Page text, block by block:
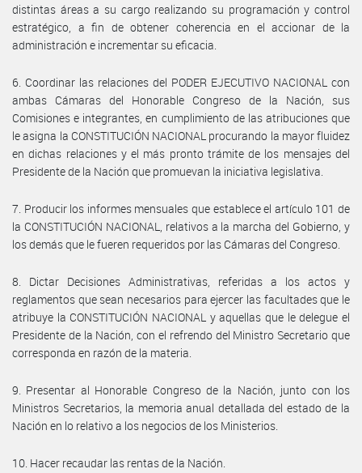
distintas áreas a su cargo realizando su programación y control
estratégico, a fin de obtener coherencia en el accionar de la
administración e incrementar su eficacia.
6. Coordinar las relaciones del PODER EJECUTIVO NACIONAL con
ambas Cámaras del Honorable Congreso de la Nación, sus
Comisiones e integrantes, en cumplimiento de las atribuciones que
le asigna la CONSTITUCIÓN NACIONAL procurando la mayor fluidez
en dichas relaciones y el más pronto trámite de los mensajes del
Presidente de la Nación que promuevan la iniciativa legislativa.
7. Producir los informes mensuales que establece el artículo 101 de
la CONSTITUCIÓN NACIONAL, relativos a la marcha del Gobierno, y
los demás que le fueren requeridos por las Cámaras del Congreso.
8. Dictar Decisiones Administrativas, referidas a los actos y
reglamentos que sean necesarios para ejercer las facultades que le
atribuye la CONSTITUCIÓN NACIONAL y aquellas que le delegue el
Presidente de la Nación, con el refrendo del Ministro Secretario que
corresponda en razón de la materia.
9. Presentar al Honorable Congreso de la Nación, junto con los
Ministros Secretarios, la memoria anual detallada del estado de la
Nación en lo relativo a los negocios de los Ministerios.
10. Hacer recaudar las rentas de la Nación.